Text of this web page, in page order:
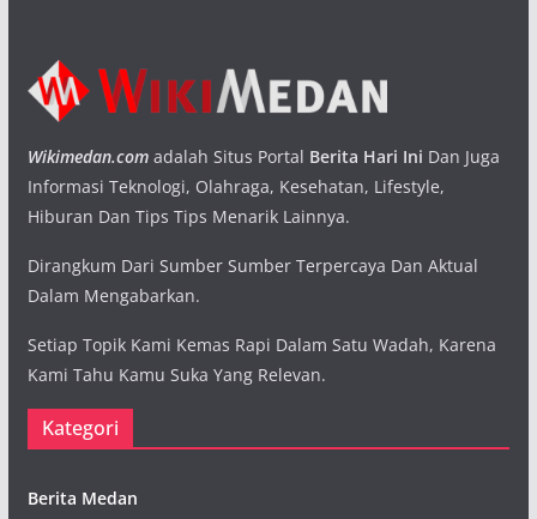
Wikimedan.comadalah Situs Portal Berita Hari Ini Dan Juga
Informasi Teknologi, Olahraga, Kesehatan, Lifestyle,
Hiburan Dan Tips Tips Menarik Lainnya.
Dirangkum Dari Sumber Sumber Terpercaya Dan Aktual
Dalam Mengabarkan.
Setiap Topik Kami Kemas Rapi Dalam Satu Wadah, Karena
Kami Tahu Kamu Suka Yang Relevan.
Kategori
Berita Medan